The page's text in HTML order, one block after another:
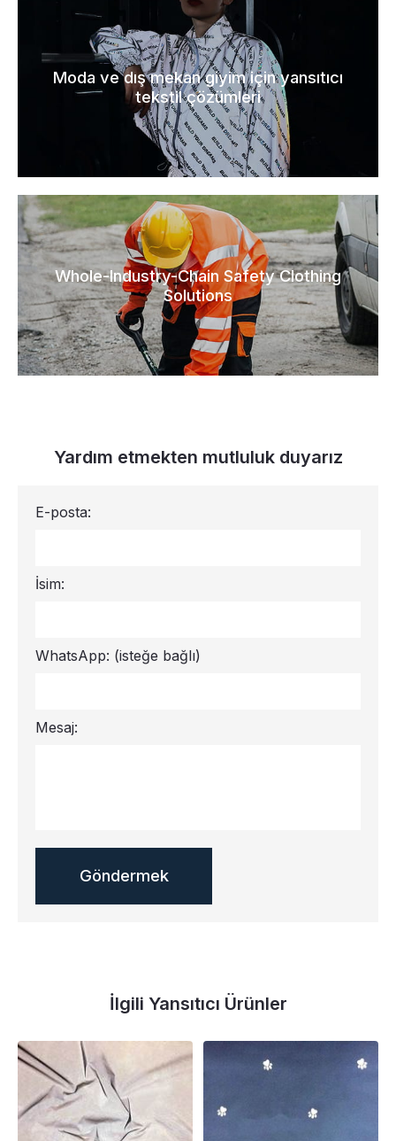
Moda ve dış mekan giyim için yansıtıcı
tekstil çözümleri
Whole-Industry-Chain Safety Clothing
Solutions
Yardım etmekten mutluluk duyarız
E-posta:
İsim:
WhatsApp: (isteğe bağlı)
Mesaj:
İlgili Yansıtıcı Ürünler